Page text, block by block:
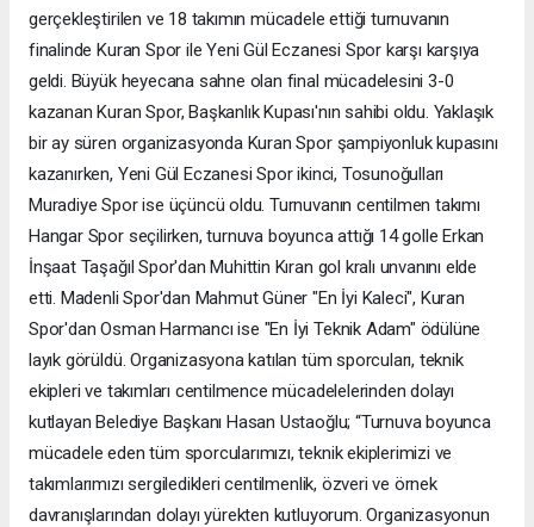
gerçekleştirilen ve 18 takımın mücadele ettiği turnuvanın
finalinde Kuran Spor ile Yeni Gül Eczanesi Spor karşı karşıya
geldi. Büyük heyecana sahne olan final mücadelesini 3-0
kazanan Kuran Spor, Başkanlık Kupası'nın sahibi oldu. Yaklaşık
bir ay süren organizasyonda Kuran Spor şampiyonluk kupasını
kazanırken, Yeni Gül Eczanesi Spor ikinci, Tosunoğulları
Muradiye Spor ise üçüncü oldu. Turnuvanın centilmen takımı
Hangar Spor seçilirken, turnuva boyunca attığı 14 golle Erkan
İnşaat Taşağıl Spor'dan Muhittin Kıran gol kralı unvanını elde
etti. Madenli Spor'dan Mahmut Güner "En İyi Kaleci", Kuran
Spor'dan Osman Harmancı ise "En İyi Teknik Adam" ödülüne
layık görüldü. Organizasyona katılan tüm sporcuları, teknik
ekipleri ve takımları centilmence mücadelelerinden dolayı
kutlayan Belediye Başkanı Hasan Ustaoğlu; “Turnuva boyunca
mücadele eden tüm sporcularımızı, teknik ekiplerimizi ve
takımlarımızı sergiledikleri centilmenlik, özveri ve örnek
davranışlarından dolayı yürekten kutluyorum. Organizasyonun